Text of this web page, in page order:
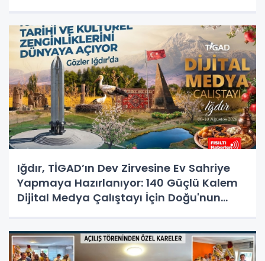
Iğdır, TİGAD’ın Dev Zirvesine Ev Sahriye
Yapmaya Hazırlanıyor: 140 Güçlü Kalem
Dijital Medya Çalıştayı İçin Doğu'nun